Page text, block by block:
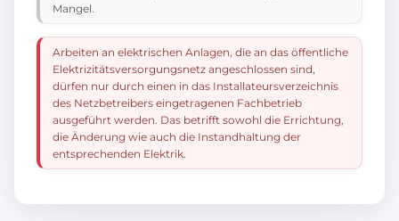
Mangel.
Arbeiten an elektrischen Anlagen, die an das öffentliche
Elektrizitätsversorgungsnetz angeschlossen sind,
dürfen nur durch einen in das Installateursverzeichnis
des Netzbetreibers eingetragenen Fachbetrieb
ausgeführt werden. Das betrifft sowohl die Errichtung,
die Änderung wie auch die Instandhaltung der
entsprechenden Elektrik.